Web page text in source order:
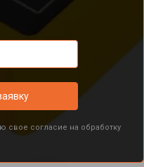
свое согласие на обработку